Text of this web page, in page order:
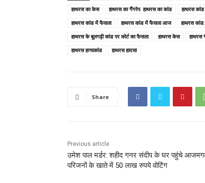
हाथरस का केस
हाथरस का गैंगरेप. हाथरस का कांड हाथरस कांड
हाथरस कांड में फैसला
हाथरस कांड में फैसला आज हाथरस
हाथरस के बूलगढ़ी कांड पर कोर्ट का फैसला
हाथरस केस हाथरस
हाथरस हत्याकांड
हाथरस हादसा
Share
Previous article
उमेश पाल मर्डर: शहीद गनर संदीप के घर पहुंचे
परिजनों के खाते में 50 लाख रुपये वोटिंग